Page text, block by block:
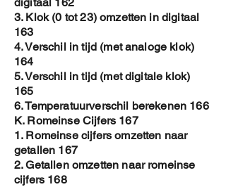
3. Klok (0 tot 23) omzetten in digitaal
163
4. Verschil in tijd (met analoge klok)
164
5. Verschil in tijd (met digitale klok)
165
6. Temperatuurverschil berekenen 166
K. Romeinse Cijfers 167
1. Romeinse cijfers omzetten naar
getallen 167
2. Getallen omzetten naar romeinse
cijfers 168